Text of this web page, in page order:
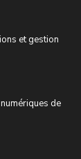
et gestion
de